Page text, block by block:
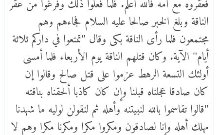
الناقة وبلغ الخبر صالحا عليه السلام فجاءهم وهم
مجتمعون فلما رأى الناقة بكى وقال "تمتعوا في داركم ثلاثة
أيام" الآية. وكان قتلهم الناقة يوم الأربعاء فلما أمسى
أولئك التسعة الرهط عزموا على قتل صالح وقالوا إن
كان صادقا عجلناه قبلنا وإن كان كاذبا ألحقناه بناقته
"قالوا تقاسموا بالله لنبيتنه وأهله ثم لنقولن لوليه ما شهدنا
مهلك أهله وإنا لصادقون ومكروا مكرا ومكرنا مكرا وهم لا